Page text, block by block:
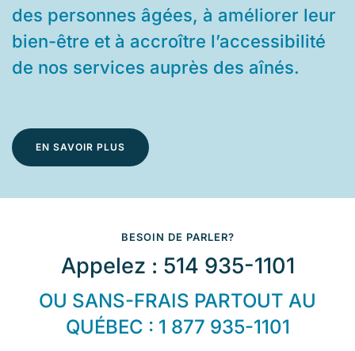
des personnes âgées, à améliorer leur
bien-être et à accroître l’accessibilité
de nos services auprès des aînés.
EN SAVOIR PLUS
BESOIN DE PARLER?
Appelez : 514 935-1101
OU SANS-FRAIS PARTOUT AU
QUÉBEC : 1 877 935-1101